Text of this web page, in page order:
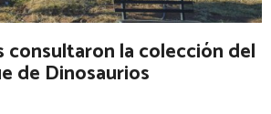
la colección del
de Dinosaurios